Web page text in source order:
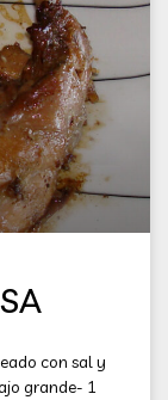
con sal y
grande- 1